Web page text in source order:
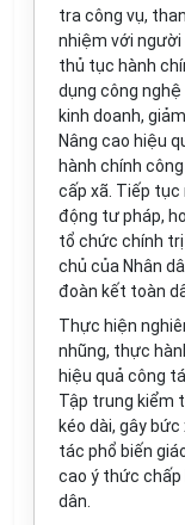
tra công vụ,
nhiệm với
thủ tục hành
dụng công
kinh doanh,
Nâng cao hiệu
hành chính
cấp xã. Tiếp
động tư pháp,
tổ chức chính trị
chủ của Nhân
đoàn kết toàn
Thực hiện
nhũng, thực
hiệu quả công
Tập trung kiểm
kéo dài, gây
tác phổ biến
cao ý thức chấp
dân.